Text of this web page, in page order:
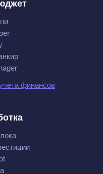
финансов